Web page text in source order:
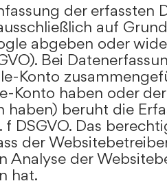
der erfassten
auf
abgeben oder
Bei
Konto
Konto haben oder
haben) beruht die
f DSGVO. Das
der
Analyse der
hat.